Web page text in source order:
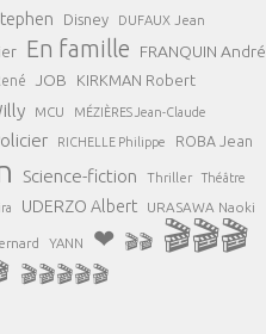
Disney DUFAUX Jean
En famille FRANQUIN André
JOB KIRKMAN Robert
MCU MÉZIÈRES Jean-Claude
RICHELLE Philippe ROBA Jean
Science-fiction Thriller Théâtre
UDERZO Albert URASAWA Naoki
YANN ❤ 🎬🎬 🎬🎬🎬
🎬🎬🎬🎬🎬